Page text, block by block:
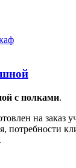
с полками.
на заказ
потребности